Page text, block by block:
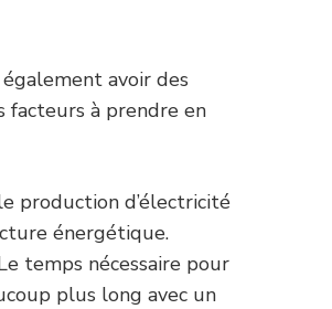
avoir des
facteurs à prendre en
production d’électricité
énergétique.
temps nécessaire pour
plus long avec un